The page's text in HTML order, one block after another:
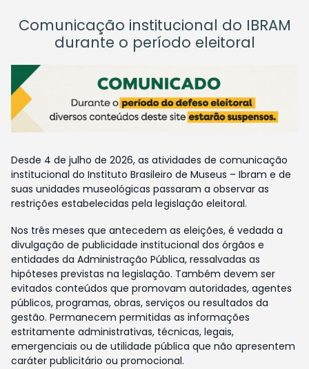
Comunicação institucional do IBRAM
durante o período eleitoral
Desde 4 de julho de 2026, as atividades de comunicação
institucional do Instituto Brasileiro de Museus – Ibram e de
suas unidades museológicas passaram a observar as
restrições estabelecidas pela legislação eleitoral.
Nos três meses que antecedem as eleições, é vedada a
divulgação de publicidade institucional dos órgãos e
entidades da Administração Pública, ressalvadas as
hipóteses previstas na legislação. Também devem ser
evitados conteúdos que promovam autoridades, agentes
públicos, programas, obras, serviços ou resultados da
gestão. Permanecem permitidas as informações
estritamente administrativas, técnicas, legais,
emergenciais ou de utilidade pública que não apresentem
caráter publicitário ou promocional.